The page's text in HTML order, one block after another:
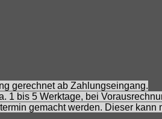
gerechnet ab Zahlungseingang.
1 bis 5 Werktage, bei
gemacht werden. Dieser kann